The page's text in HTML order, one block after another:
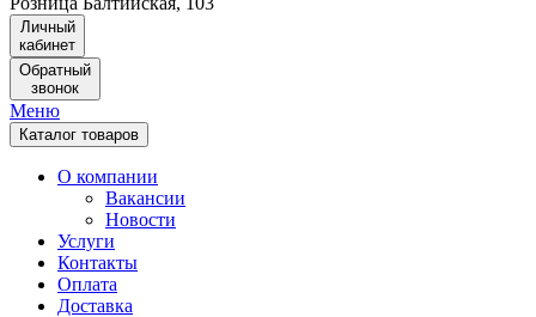
Личный
кабинет
Обратный
звонок
Меню
Каталог товаров
О компании
Вакансии
Новости
Услуги
Контакты
Оплата
Доставка